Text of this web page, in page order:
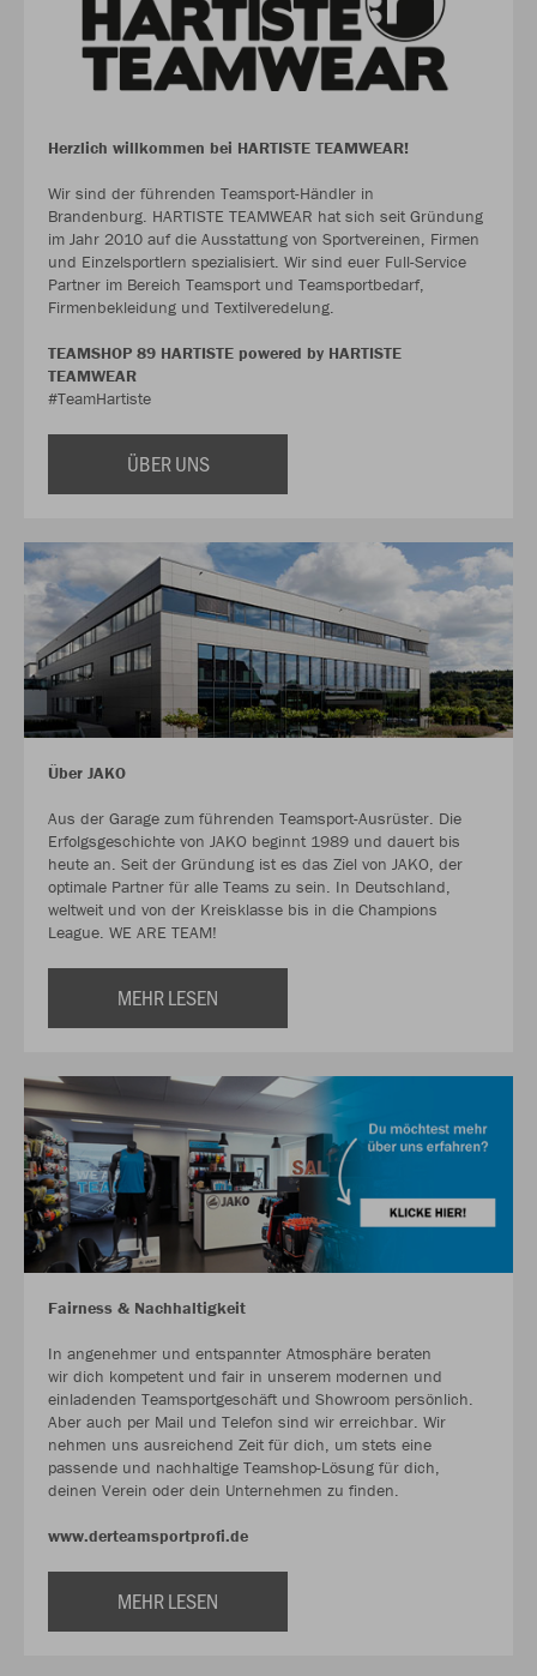
Herzlich willkommen bei HARTISTE TEAMWEAR!
Wir sind der führenden Teamsport-Händler in
Brandenburg. HARTISTE TEAMWEAR hat sich seit Gründung
im Jahr 2010 auf die Ausstattung von Sportvereinen, Firmen
und Einzelsportlern spezialisiert. Wir sind euer Full-Service
Partner im Bereich Teamsport und Teamsportbedarf,
Firmenbekleidung und Textilveredelung.
TEAMSHOP 89 HARTISTE powered by HARTISTE
TEAMWEAR
#TeamHartiste
ÜBER UNS
Über JAKO
Aus der Garage zum führenden Teamsport-Ausrüster. Die
Erfolgsgeschichte von JAKO beginnt 1989 und dauert bis
heute an. Seit der Gründung ist es das Ziel von JAKO, der
optimale Partner für alle Teams zu sein. In Deutschland,
weltweit und von der Kreisklasse bis in die Champions
League. WE ARE TEAM!
MEHR LESEN
Fairness & Nachhaltigkeit
In angenehmer und entspannter Atmosphäre beraten
wir dich kompetent und fair in unserem modernen und
einladenden Teamsportgeschäft und Showroom persönlich.
Aber auch per Mail und Telefon sind wir erreichbar. Wir
nehmen uns ausreichend Zeit für dich, um stets eine
passende und nachhaltige Teamshop-Lösung für dich,
deinen Verein oder dein Unternehmen zu finden.
www.derteamsportprofi.de
MEHR LESEN